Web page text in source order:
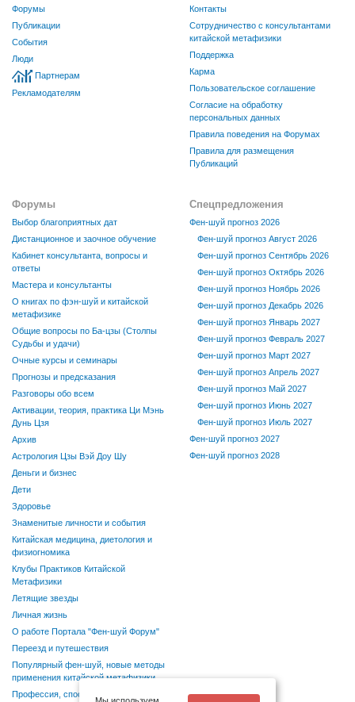
Форумы
Публикации
События
Люди
Партнерам
Рекламодателям
Контакты
Сотрудничество с консультантами
китайской метафизики
Поддержка
Карма
Пользовательское соглашение
Согласие на обработку
персональных данных
Правила поведения на Форумах
Правила для размещения
Публикаций
Форумы
Выбор благоприятных дат
Дистанционное и заочное обучение
Кабинет консультанта, вопросы и
ответы
Мастера и консультанты
О книгах по фэн-шуй и китайской
метафизике
Общие вопросы по Ба-цзы (Столпы
Судьбы и удачи)
Очные курсы и семинары
Прогнозы и предсказания
Разговоры обо всем
Активации, теория, практика Ци Мэнь
Дунь Цзя
Архив
Астрология Цзы Вэй Доу Шу
Деньги и бизнес
Дети
Здоровье
Знаменитые личности и события
Китайская медицина, диетология и
физиогномика
Клубы Практиков Китайской
Метафизики
Летящие звезды
Личная жизнь
О работе Портала "Фен-шуй Форум"
Переезд и путешествия
Популярный фен-шуй, новые методы
применения китайской метафизики
Профессия, способности, хобби
Спецпредложения
Фен-шуй прогноз 2026
Фен-шуй прогноз Август 2026
Фен-шуй прогноз Сентябрь 2026
Фен-шуй прогноз Октябрь 2026
Фен-шуй прогноз Ноябрь 2026
Фен-шуй прогноз Декабрь 2026
Фен-шуй прогноз Январь 2027
Фен-шуй прогноз Февраль 2027
Фен-шуй прогноз Март 2027
Фен-шуй прогноз Апрель 2027
Фен-шуй прогноз Май 2027
Фен-шуй прогноз Июнь 2027
Фен-шуй прогноз Июль 2027
Фен-шуй прогноз 2027
Фен-шуй прогноз 2028